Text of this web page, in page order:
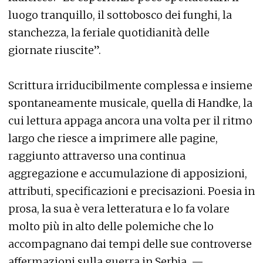
luogo tranquillo, il sottobosco dei funghi, la
stanchezza, la feriale quotidianità delle
giornate riuscite”.
Scrittura irriducibilmente complessa e insieme
spontaneamente musicale, quella di Handke, la
cui lettura appaga ancora una volta per il ritmo
largo che riesce a imprimere alle pagine,
raggiunto attraverso una continua
aggregazione e accumulazione di apposizioni,
attributi, specificazioni e precisazioni. Poesia in
prosa, la sua è vera letteratura e lo fa volare
molto più in alto delle polemiche che lo
accompagnano dai tempi delle sue controverse